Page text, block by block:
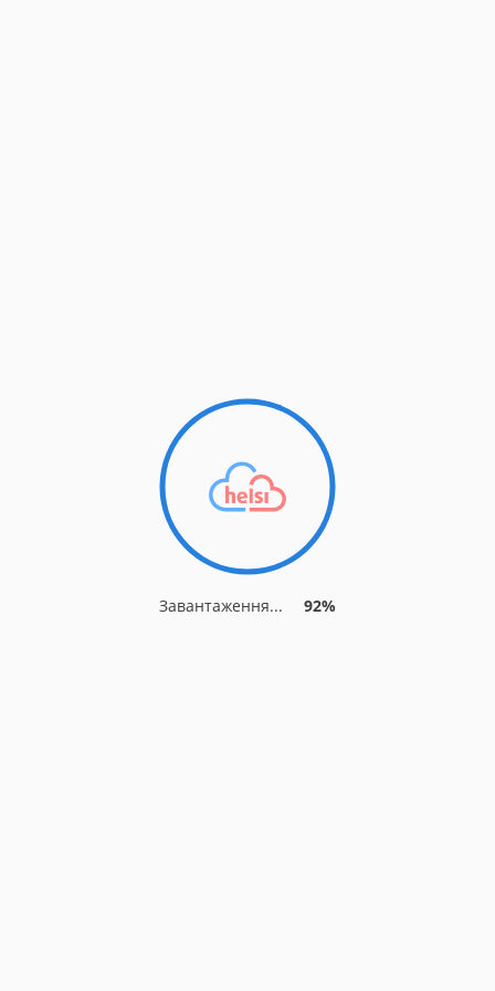
Завантаження... 92%